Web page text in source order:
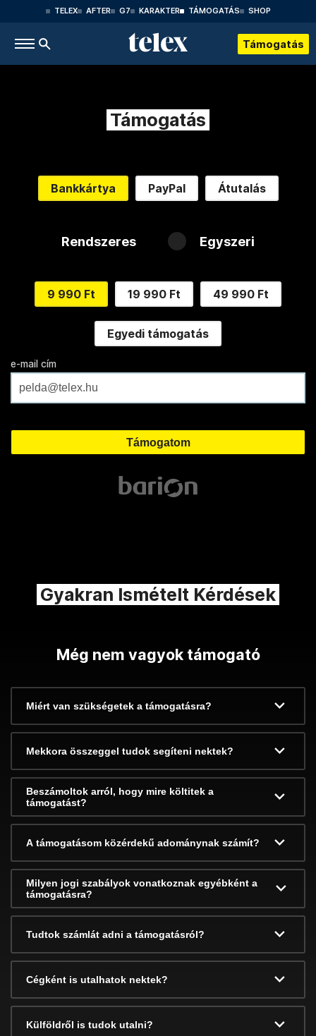
TELEX AFTER G7 KARAKTER TÁMOGATÁS SHOP
Támogatás
Támogatás
Bankkártya PayPal Átutalás
Rendszeres Egyszeri
9 990 Ft 19 990 Ft 49 990 Ft
Egyedi támogatás
e-mail cím
Gyakran Ismételt Kérdések
Még nem vagyok támogató
Miért van szükségetek a támogatásra?
Mekkora összeggel tudok segíteni nektek?
Beszámoltok arról, hogy mire költitek a
támogatást?
A támogatásom közérdekű adománynak számít?
Milyen jogi szabályok vonatkoznak egyébként a
támogatásra?
Tudtok számlát adni a támogatásról?
Cégként is utalhatok nektek?
Külföldről is tudok utalni?